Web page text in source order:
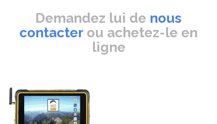
Demandez lui de nous
contacter ou achetez-le en
ligne